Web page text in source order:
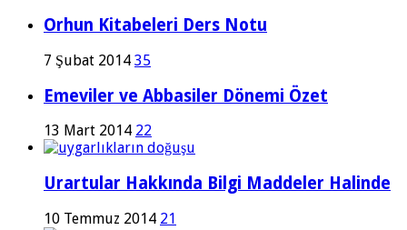
Orhun Kitabeleri Ders Notu
7 Şubat 2014 35
Emeviler ve Abbasiler Dönemi Özet
13 Mart 2014 22
Urartular Hakkında Bilgi Maddeler Halinde
10 Temmuz 2014 21